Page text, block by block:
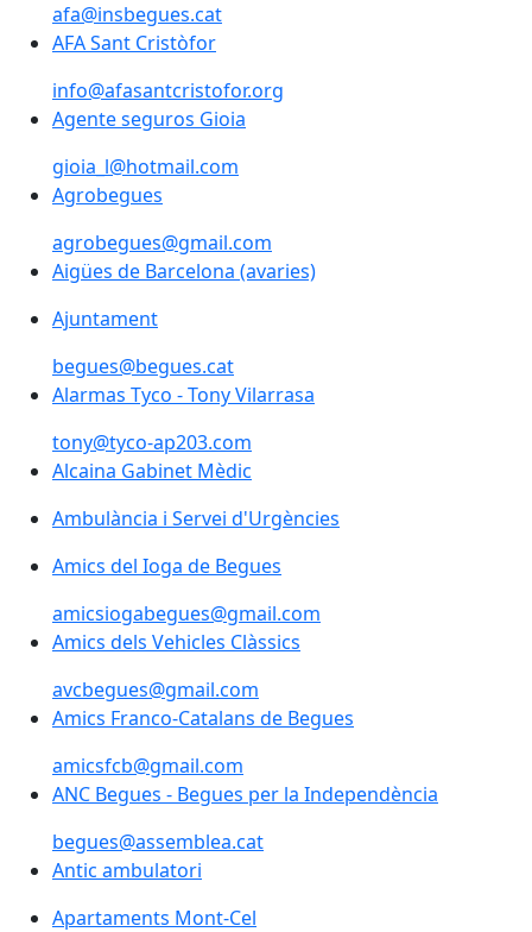
afa@insbegues.cat
AFA Sant Cristòfor
AFA Sant Cristòfor
info@afasantcristofor.org
Agente seguros Gioia
gioia_l@hotmail.com
Agrobegues
agrobegues@gmail.com
Aigües de Barcelona (avaries)
Ajuntament
Ajuntament
begues@begues.cat
Alarmas Tyco - Tony Vilarrasa
tony@tyco-ap203.com
Alcaina Gabinet Mèdic
Ambulància i Servei d'Urgències
Amics del Ioga de Begues
Amics del Ioga de Begues
amicsiogabegues@gmail.com
Amics dels Vehicles Clàssics
Amics dels Vehicles Clàssics
avcbegues@gmail.com
Amics Franco-Catalans de Begues
Amics Franco-Catalans de Begues
amicsfcb@gmail.com
ANC Begues - Begues per la Independència
ANC Begues - Begues per la Independència
begues@assemblea.cat
Antic ambulatori
Antic ambulatori
Apartaments Mont-Cel